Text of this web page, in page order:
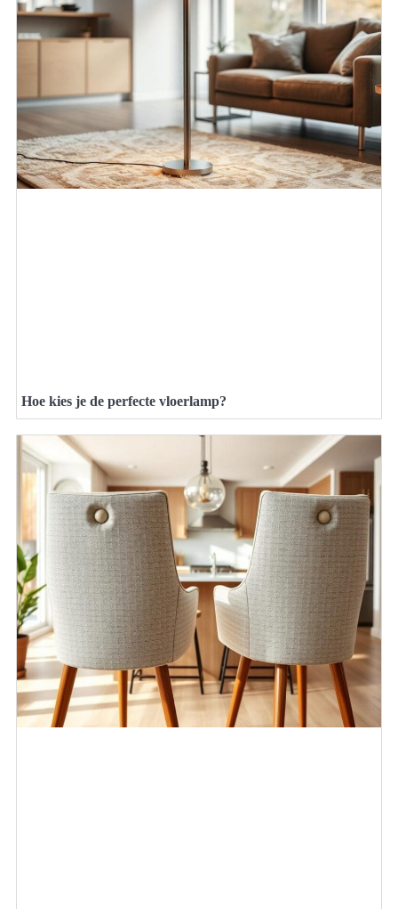
Hoe kies je de perfecte vloerlamp?